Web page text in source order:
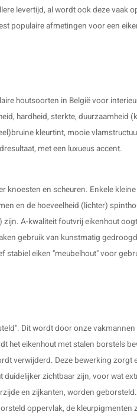
levertijd, al wordt ook deze vaak
populaire afmetingen voor een
houtsoorten in België voor
hardheid, sterkte, duurzaamheid
kleurtint, mooie
met een luxueus accent.
knoesten en scheuren. Enkele
en de hoeveelheid (lichter)
A-kwaliteit foutvrij eikenhout
gebruik van kunstmatig
stabiel eiken "meubelhout" voor
Dit wordt door onze
het eikenhout met stalen borstels
verwijderd. Deze bewerking zorgt
zichtbaar zijn, voor wat
en zijkanten, worden
oppervlak, de kleurpigmenten